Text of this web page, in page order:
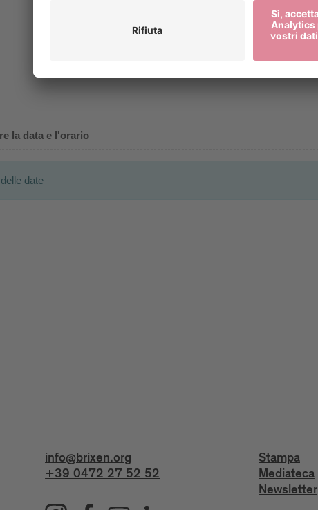
info@brixen.org
+39 0472 27 52 52
Stampa
Mediateca
Newsletter